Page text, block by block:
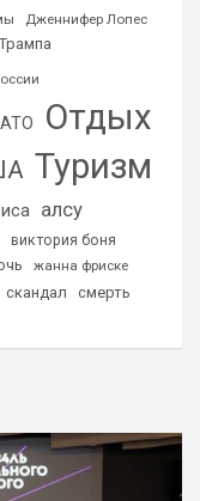
Дженнифер Лопес
Отдых
Туризм
алсу
виктория боня
жанна фриске
скандал смерть